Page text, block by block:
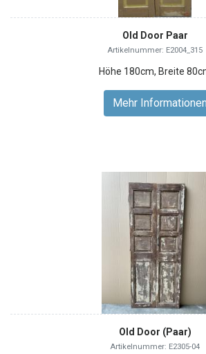
Old Door Paar
Artikelnummer: E2004_315
Höhe 180cm, Breite
Mehr Informationen
Old Door (Paar)
Artikelnummer: E2305-04